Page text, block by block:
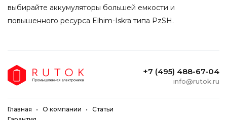
выбирайте аккумуляторы большей емкости и
повышенного ресурса Elhim-Iskra типа PzSH.
+7 (495) 488-67-04
info@rutok.ru
Главная О компании
Статьи